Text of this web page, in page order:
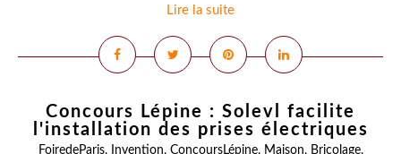
Lire la suite
Concours Lépine : Solevl facilite
l'installation des prises électriques
FoiredeParis, Invention, ConcoursLépine, Maison, Bricolage,